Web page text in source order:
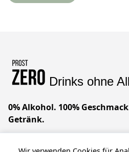
Drinks ohne
0% Alkohol. 100%
Getränk.